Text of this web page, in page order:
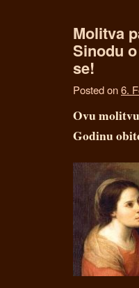
Molitva
Sinodu
se!
Posted on6.
Ovu
Godinu